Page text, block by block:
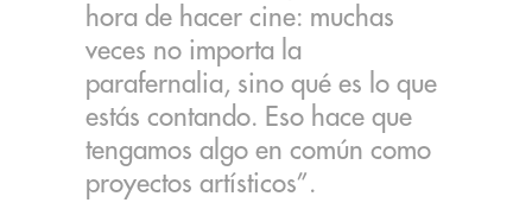
hora de hacer cine: muchas
veces no importa la
parafernalia, sino qué es lo que
estás contando. Eso hace que
tengamos algo en común como
proyectos artísticos”.